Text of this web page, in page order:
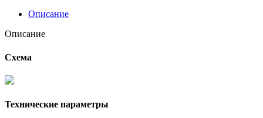
Описание
Описание
Схема
Технические параметры